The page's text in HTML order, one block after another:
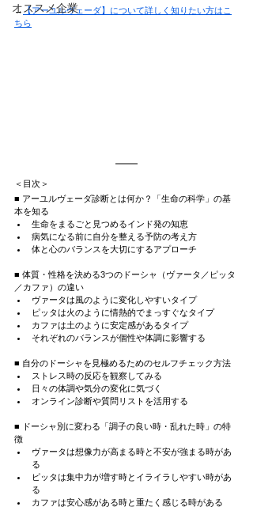
オススメ企業
→ 【アーユルヴェーダ】について詳しく知りたい方はこ
ちら
＜目次＞
■ アーユルヴェーダ診断とは何か？「生命の科学」の基
本を知る
生命をまるごと見つめるインド発の知恵
病気になる前に自分を整える予防の考え方
体と心のバランスを大切にするアプローチ
■ 体質・性格を決める3つのドーシャ（ヴァータ／ピッタ
／カファ）の違い
ヴァータは風のように変化しやすいタイプ
ピッタは火のように情熱的でまっすぐなタイプ
カファは土のように安定感があるタイプ
それぞれのバランスが個性や体調に影響する
■ 自分のドーシャを見極めるためのセルフチェック方法
ストレス時の反応を観察してみる
日々の体調や気分の変化に気づく
オンライン診断や質問リストを活用する
■ ドーシャ別に変わる「調子の良い時・乱れた時」の特
徴
ヴァータは想像力が高まる時と不安が強まる時があ
る
ピッタは集中力が増す時とイライラしやすい時があ
る
カファは安心感がある時と重たく感じる時がある